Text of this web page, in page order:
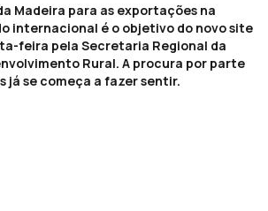
Madeira para as exportações na
internacional é o objetivo do novo site
feira pela Secretaria Regional da
Rural. A procura por parte
já se começa a fazer sentir.